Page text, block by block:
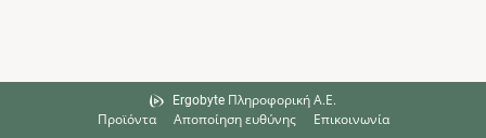
Ergobyte Πληροφορική Α.Ε.
Προϊόντα
Αποποίηση ευθύνης Επικοινωνία